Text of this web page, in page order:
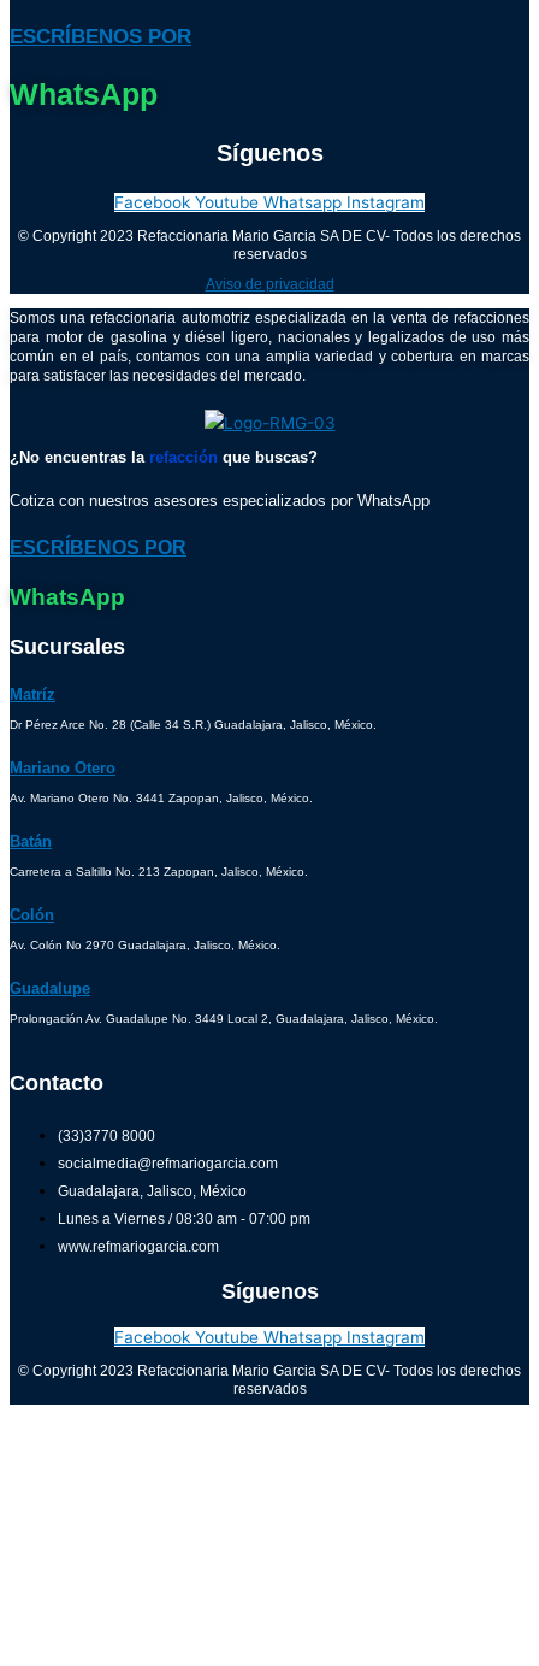
ESCRÍBENOS POR
WhatsApp
Síguenos
Facebook Youtube Whatsapp Instagram
© Copyright 2023 Refaccionaria Mario Garcia SA DE CV- Todos los derechos
reservados
Aviso de privacidad
Somos una refaccionaria automotriz especializada en la venta de refacciones
para motor de gasolina y diésel ligero, nacionales y legalizados de uso más
común en el país, contamos con una amplia variedad y cobertura en marcas
para satisfacer las necesidades del mercado.
¿No encuentras la refacción que buscas?
Cotiza con nuestros asesores especializados por WhatsApp
ESCRÍBENOS POR
WhatsApp
Sucursales
Matríz
Dr Pérez Arce No. 28 (Calle 34 S.R.) Guadalajara, Jalisco, México.
Mariano Otero
Av. Mariano Otero No. 3441 Zapopan, Jalisco, México.
Batán
Carretera a Saltillo No. 213 Zapopan, Jalisco, México.
Colón
Av. Colón No 2970 Guadalajara, Jalisco, México.
Guadalupe
Prolongación Av. Guadalupe No. 3449 Local 2, Guadalajara, Jalisco, México.
Contacto
(33)3770 8000
socialmedia@refmariogarcia.com
Guadalajara, Jalisco, México
Lunes a Viernes / 08:30 am - 07:00 pm
www.refmariogarcia.com
Síguenos
Facebook Youtube Whatsapp Instagram
© Copyright 2023 Refaccionaria Mario Garcia SA DE CV- Todos los derechos
reservados